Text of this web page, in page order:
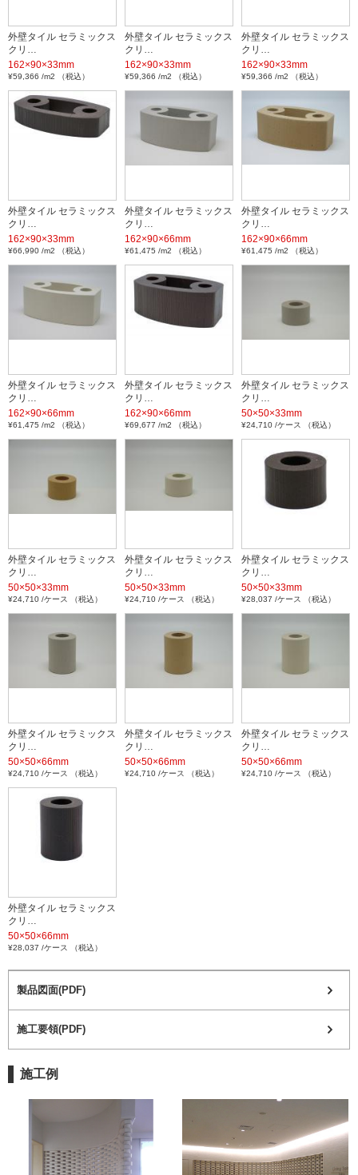
外壁タイル セラミックス
クリ…
162×90×33mm
¥59,366 /m2 （税込）
外壁タイル セラミックス
クリ…
162×90×33mm
¥59,366 /m2 （税込）
外壁タイル セラミックス
クリ…
162×90×33mm
¥59,366 /m2 （税込）
外壁タイル セラミックス
クリ…
162×90×33mm
¥66,990 /m2 （税込）
外壁タイル セラミックス
クリ…
162×90×66mm
¥61,475 /m2 （税込）
外壁タイル セラミックス
クリ…
162×90×66mm
¥61,475 /m2 （税込）
外壁タイル セラミックス
クリ…
162×90×66mm
¥61,475 /m2 （税込）
外壁タイル セラミックス
クリ…
162×90×66mm
¥69,677 /m2 （税込）
外壁タイル セラミックス
クリ…
50×50×33mm
¥24,710 /ケース （税込）
外壁タイル セラミックス
クリ…
50×50×33mm
¥24,710 /ケース （税込）
外壁タイル セラミックス
クリ…
50×50×33mm
¥24,710 /ケース （税込）
外壁タイル セラミックス
クリ…
50×50×33mm
¥28,037 /ケース （税込）
外壁タイル セラミックス
クリ…
50×50×66mm
¥24,710 /ケース （税込）
外壁タイル セラミックス
クリ…
50×50×66mm
¥24,710 /ケース （税込）
外壁タイル セラミックス
クリ…
50×50×66mm
¥24,710 /ケース （税込）
外壁タイル セラミックス
クリ…
50×50×66mm
¥28,037 /ケース （税込）
製品図面(PDF)
施工要領(PDF)
施工例